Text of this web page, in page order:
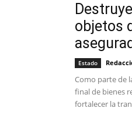
objetos
Estado
Como parte de
final de bienes
fortalecer la